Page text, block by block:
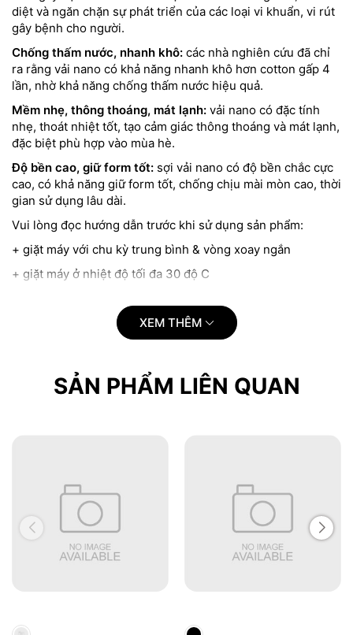
diệt và ngăn chặn sự phát triển của các loại vi khuẩn, vi rút
gây bệnh cho người.
Chống thấm nước, nhanh khô: các nhà nghiên cứu đã chỉ
ra rằng vải nano có khả năng nhanh khô hơn cotton gấp 4
lần, nhờ khả năng chống thấm nước hiệu quả.
Mềm nhẹ, thông thoáng, mát lạnh: vải nano có đặc tính
nhẹ, thoát nhiệt tốt, tạo cảm giác thông thoáng và mát lạnh,
đặc biệt phù hợp vào mùa hè.
Độ bền cao, giữ form tốt: sợi vải nano có độ bền chắc cực
cao, có khả năng giữ form tốt, chống chịu mài mòn cao, thời
gian sử dụng lâu dài.
Vui lòng đọc hướng dẫn trước khi sử dụng sản phẩm:
+ giặt máy với chu kỳ trung bình & vòng xoay ngắn
+ giặt máy ở nhiệt độ tối đa 30 độ C
XEM THÊM
SẢN PHẨM LIÊN QUAN